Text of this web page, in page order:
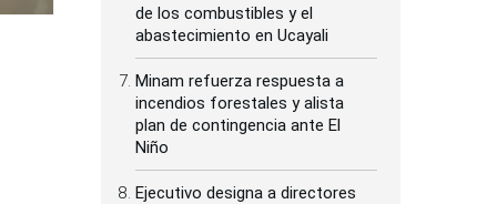
de los combustibles y el
abastecimiento en Ucayali
Minam refuerza respuesta a
incendios forestales y alista
plan de contingencia ante El
Niño
Ejecutivo designa a directores